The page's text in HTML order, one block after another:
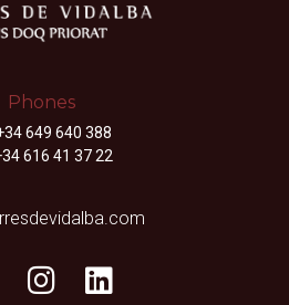
Phones
649 640 388
616 41 37 22